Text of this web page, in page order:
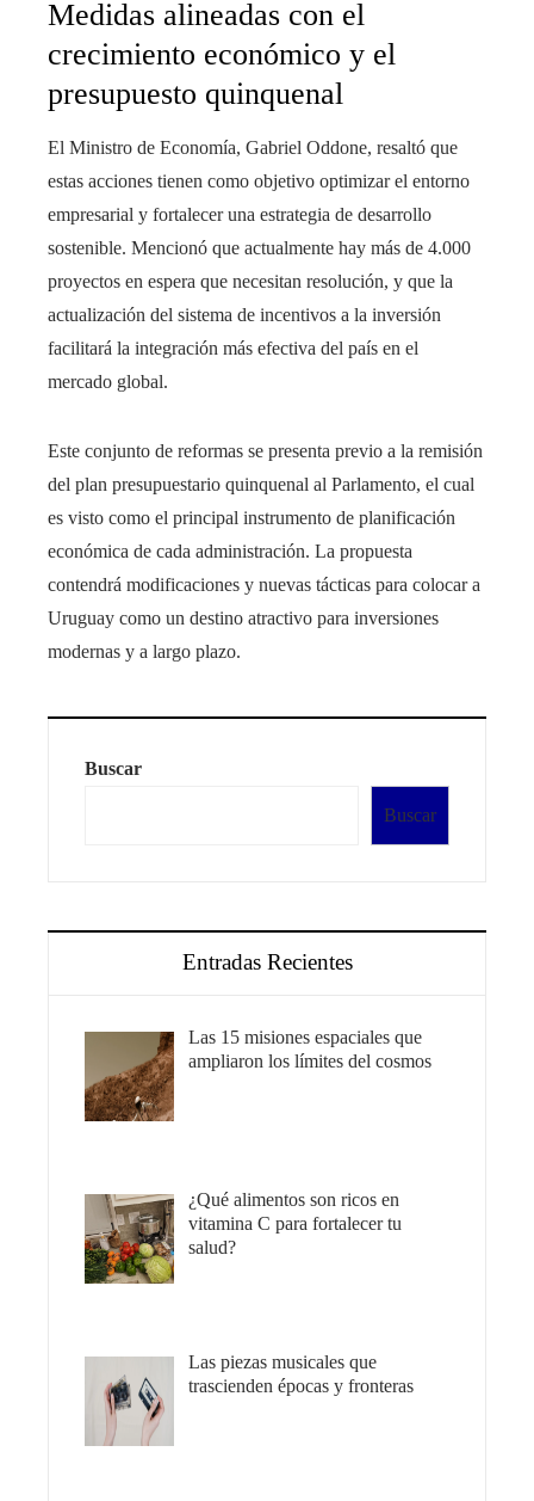
Medidas alineadas con el
crecimiento económico y el
presupuesto quinquenal
El Ministro de Economía, Gabriel Oddone, resaltó que
estas acciones tienen como objetivo optimizar el entorno
empresarial y fortalecer una estrategia de desarrollo
sostenible. Mencionó que actualmente hay más de 4.000
proyectos en espera que necesitan resolución, y que la
actualización del sistema de incentivos a la inversión
facilitará la integración más efectiva del país en el
mercado global.
Este conjunto de reformas se presenta previo a la remisión
del plan presupuestario quinquenal al Parlamento, el cual
es visto como el principal instrumento de planificación
económica de cada administración. La propuesta
contendrá modificaciones y nuevas tácticas para colocar a
Uruguay como un destino atractivo para inversiones
modernas y a largo plazo.
Buscar
Buscar
Entradas Recientes
Las 15 misiones espaciales que
ampliaron los límites del cosmos
¿Qué alimentos son ricos en
vitamina C para fortalecer tu
salud?
Las piezas musicales que
trascienden épocas y fronteras